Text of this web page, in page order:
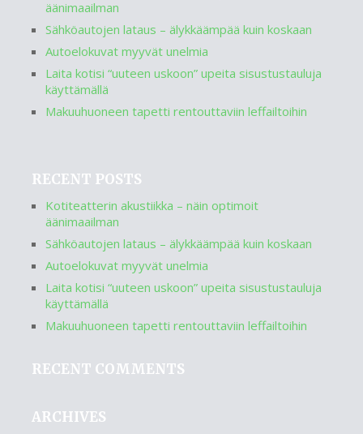
äänimaailman
Sähköautojen lataus – älykkäämpää kuin koskaan
Autoelokuvat myyvät unelmia
Laita kotisi “uuteen uskoon” upeita sisustustauluja
käyttämällä
Makuuhuoneen tapetti rentouttaviin leffailtoihin
RECENT POSTS
Kotiteatterin akustiikka – näin optimoit
äänimaailman
Sähköautojen lataus – älykkäämpää kuin koskaan
Autoelokuvat myyvät unelmia
Laita kotisi “uuteen uskoon” upeita sisustustauluja
käyttämällä
Makuuhuoneen tapetti rentouttaviin leffailtoihin
RECENT COMMENTS
ARCHIVES